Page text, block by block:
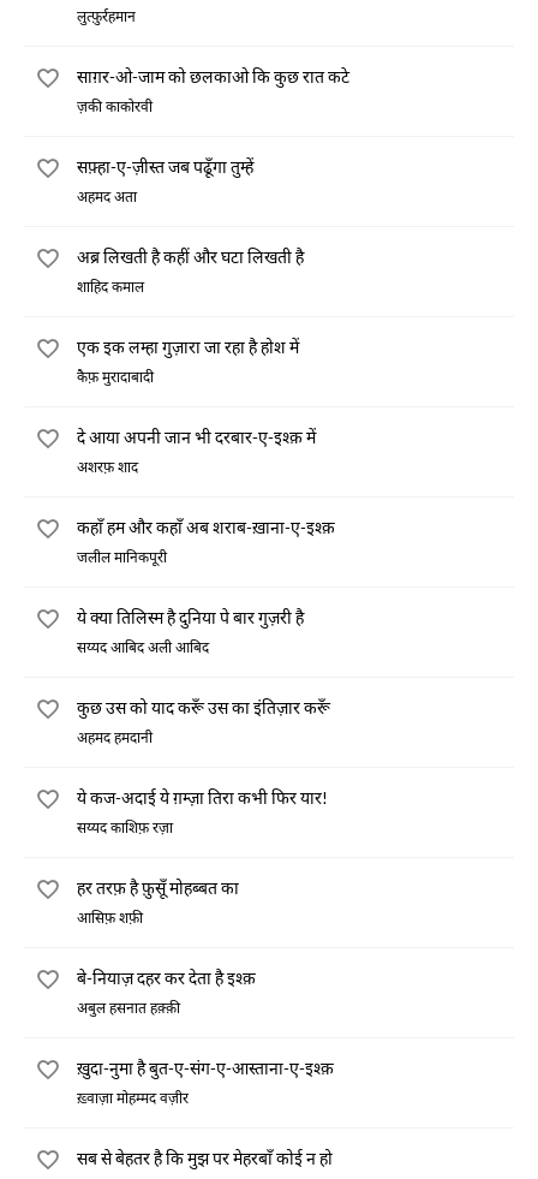
लुत्फ़ुर्रहमान
साग़र-ओ-जाम को छलकाओ कि कुछ रात कटे
ज़की काकोरवी
सफ़्हा-ए-ज़ीस्त जब पढूँगा तुम्हें
अहमद अता
अब्र लिखती है कहीं और घटा लिखती है
शाहिद कमाल
एक इक लम्हा गुज़ारा जा रहा है होश में
कैफ़ मुरादाबादी
दे आया अपनी जान भी दरबार-ए-इश्क़ में
अशरफ़ शाद
कहाँ हम और कहाँ अब शराब-ख़ाना-ए-इश्क़
जलील मानिकपूरी
ये क्या तिलिस्म है दुनिया पे बार गुज़री है
सय्यद आबिद अली आबिद
कुछ उस को याद करूँ उस का इंतिज़ार करूँ
अहमद हमदानी
ये कज-अदाई ये ग़म्ज़ा तिरा कभी फिर यार!
सय्यद काशिफ़ रज़ा
हर तरफ़ है फ़ुसूँ मोहब्बत का
आसिफ़ शफ़ी
बे-नियाज़ दहर कर देता है इश्क़
अबुल हसनात हक़्क़ी
ख़ुदा-नुमा है बुत-ए-संग-ए-आस्ताना-ए-इश्क़
ख़्वाज़ा मोहम्मद वज़ीर
सब से बेहतर है कि मुझ पर मेहरबाँ कोई न हो